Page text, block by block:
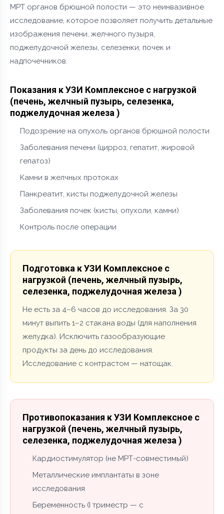
МРТ органов брюшной полости — это неинвазивное
исследование, которое позволяет получить детальные
изображения печени, желчного пузыря,
поджелудочной железы, селезенки, почек и
надпочечников.
Показания к УЗИ Комплексное с нагрузкой
(печень, желчный пузырь, селезенка,
поджелудочная железа )
Подозрение на опухоль органов брюшной полости
Заболевания печени (цирроз, гепатит, жировой
гепатоз)
Камни в желчных протоках
Панкреатит, кисты поджелудочной железы
Заболевания почек (кисты, опухоли, камни)
Контроль после операции
Подготовка к УЗИ Комплексное с
нагрузкой (печень, желчный пузырь,
селезенка, поджелудочная железа )
Не есть за 4–6 часов до исследования. За 30
минут выпить 1–2 стакана воды (для наполнения
желудка). Исключить газообразующие
продукты за день до исследования.
Исследование с контрастом — натощак.
Противопоказания к УЗИ Комплексное с
нагрузкой (печень, желчный пузырь,
селезенка, поджелудочная железа )
Кардиостимулятор (не МРТ-совместимый)
Металлические имплантаты в зоне
исследования
Беременность (I триместр — с